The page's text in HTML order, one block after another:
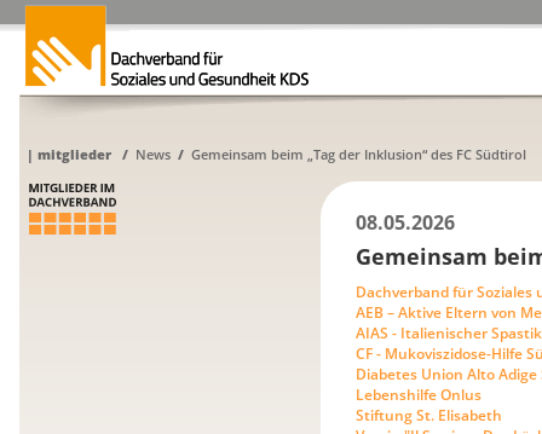
| mitglieder/ News/ Gemeinsam beim „Tag der Inklusion“ des FC Südtirol
08.05.2026
Gemeinsam
Dachverband für Soziales
AEB – Aktive Eltern von
AIAS - Italienischer
CF - Mukoviszidose-Hilfe
Diabetes Union Alto Adige
Lebenshilfe Onlus
Stiftung St. Elisabeth